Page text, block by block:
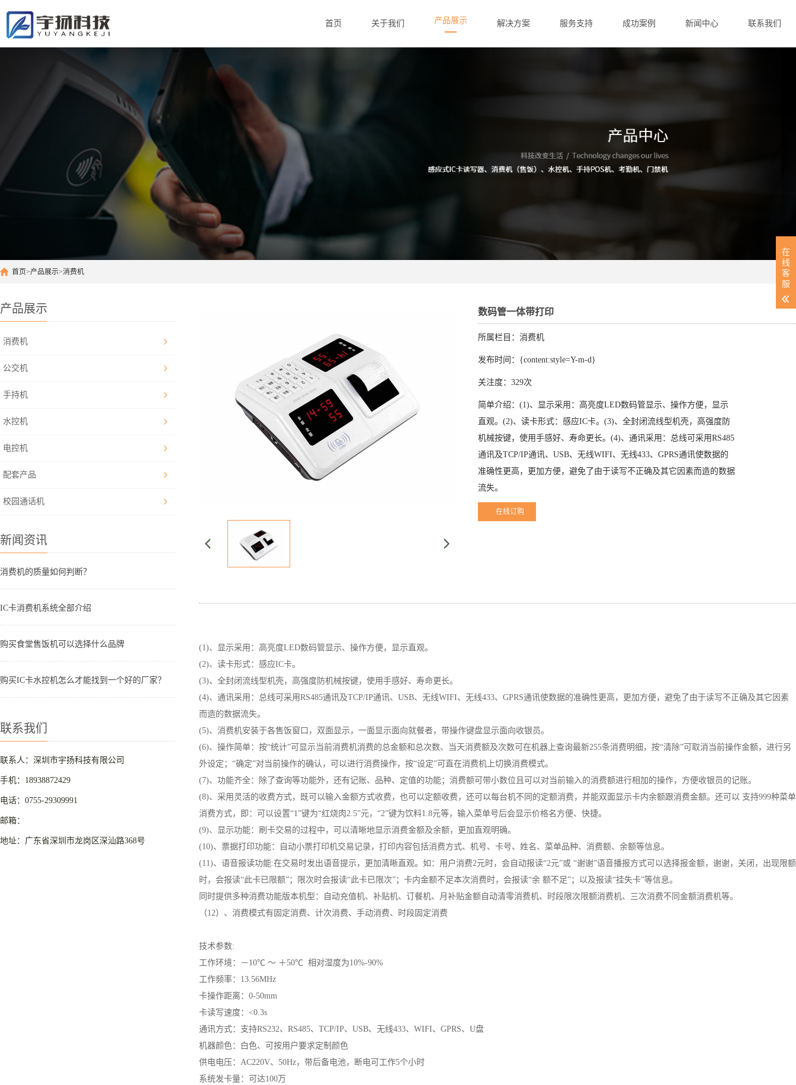
首页 关于我们 产品展示 解决方案 服务支持 成功案例 新闻中心 联系我们
首页>产品展示>消费机
产品展示
消费机
公交机
手持机
水控机
电控机
配套产品
校园通话机
新闻资讯
消费机的质量如何判断？
IC卡消费机系统全部介绍
购买食堂售饭机可以选择什么品牌
购买IC卡水控机怎么才能找到一个好的厂家？
联系我们
联系人：深圳市宇扬科技有限公司
手机：18938872429
电话：0755-29309991
邮箱：
地址：广东省深圳市龙岗区深汕路368号
数码管一体带打印
所属栏目：消费机
发布时间：{content:style=Y-m-d}
关注度：329次
简单介绍：(1)、显示采用：高亮度LED数码管显示、操作方便，显示
直观。(2)、读卡形式：感应IC卡。(3)、全封闭流线型机壳，高强度防
机械按键，使用手感好、寿命更长。(4)、通讯采用：总线可采用RS485
通讯及TCP/IP通讯、USB、无线WIFI、无线433、GPRS通讯使数据的
准确性更高，更加方便，避免了由于读写不正确及其它因素而造的数据
流失。
在线订购
(1)、显示采用：高亮度LED数码管显示、操作方便，显示直观。
(2)、读卡形式：感应IC卡。
(3)、全封闭流线型机壳，高强度防机械按键，使用手感好、寿命更长。
(4)、通讯采用：总线可采用RS485通讯及TCP/IP通讯、USB、无线WIFI、无线433、GPRS通讯使数据的准确性更高，更加方便，避免了由于读写不正确及其它因素
而造的数据流失。
(5)、消费机安装于各售饭窗口，双面显示，一面显示面向就餐者，带操作键盘显示面向收银员。
(6)、操作简单：按“统计”可显示当前消费机消费的总金额和总次数、当天消费额及次数可在机器上查询最新255条消费明细，按“清除”可取消当前操作金额，进行另
外设定；“确定”对当前操作的确认，可以进行消费操作，按“设定”可直在消费机上切换消费模式。
(7)、功能齐全：除了查询等功能外，还有记账、品种、定值的功能；消费额可带小数位且可以对当前输入的消费额进行相加的操作，方便收银员的记账。
(8)、采用灵活的收费方式，既可以输入金额方式收费，也可以定额收费，还可以每台机不同的定额消费，并能双面显示卡内余额跟消费金额。还可以 支持999种菜单
消费方式，即：可以设置“1”键为“红烧肉2.5”元，“2”键为饮料1.8元等，输入菜单号后会显示价格名方便、快捷。
(9)、显示功能：刷卡交易的过程中，可以清晰地显示消费金额及余额，更加直观明确。
(10)、票据打印功能：自动小票打印机交易记录，打印内容包括消费方式、机号、卡号、姓名、菜单品种、消费额、余额等信息。
(11)、语音报读功能:在交易时发出语音提示，更加清晰直观。如：用户消费2元时，会自动报读“2元”或 “谢谢”语音播报方式可以选择报金额，谢谢，关闭，出现限额
时，会报读“此卡已限额”；限次时会报读“此卡已限次”；卡内金额不足本次消费时，会报读“余 额不足”；以及报读“挂失卡”等信息。
同时提供多种消费功能版本机型：自动充值机、补贴机、订餐机、月补贴金额自动清零消费机、时段限次限额消费机、三次消费不同金额消费机等。
（12）、消费模式有固定消费、计次消费、手动消费、时段固定消费
技术参数:
工作环境：－10℃ ～ ＋50℃ 相对湿度为10%-90%
工作频率：13.56MHz
卡操作距离：0-50mm
卡读写速度：<0.3s
通讯方式：支持RS232、RS485、TCP/IP、USB、无线433、WIFI、GPRS、U盘
机器颜色：白色、可按用户要求定制颜色
供电电压：AC220V、50Hz，带后备电池，断电可工作5个小时
系统发卡量：可达100万
在
线
客
服